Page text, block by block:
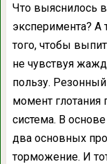
Что выяснилось
эксперимента? А
того, чтобы
не чувствуя
пользу.
момент глотания
система. В
два основных
торможение. И